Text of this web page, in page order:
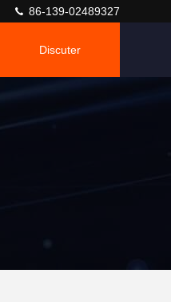
86-139-02489327
Discuter